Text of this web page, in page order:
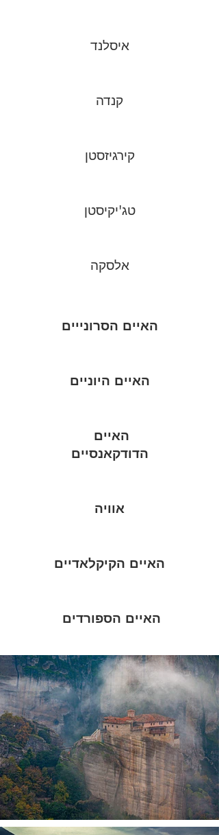
איסלנד
קנדה
קירגיזסטן
טג'יקיסטן
אלסקה
האיים הסרונייים
האיים היוניים
האיים
הדודקאנסיים
אוויה
האיים הקיקלאדיים
האיים הספורדים